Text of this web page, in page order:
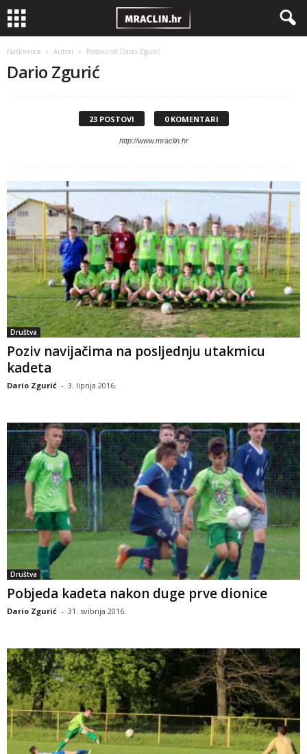
Naslovnica Autori Postovi od Dario Zgurić
Dario Zgurić
23 POSTOVI 0 KOMENTARI
http://www.mraclin.hr
Društva
Poziv navijačima na posljednju utakmicu
kadeta
Dario Zgurić - 3. lipnja 2016.
Društva
Pobjeda kadeta nakon duge prve dionice
Dario Zgurić - 31. svibnja 2016.